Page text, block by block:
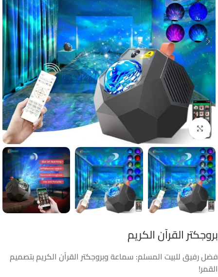
Click to enlarge
بروجكتر القرآن الكريم
فضل رفيق للبيت المسلم: سماعة وبروجكتر القرآن الكريم بتصميم
القمر!